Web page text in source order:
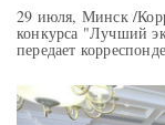
29 июля, Минск /
конкурса "Лучший
передает